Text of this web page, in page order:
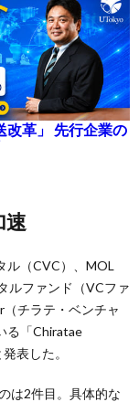
改革」 先行企業の
速
ル（CVC）、MOL
ルファンド（VCファ
チラテ・ベンチャ
る「Chiratae
表した。
は2件目。具体的な